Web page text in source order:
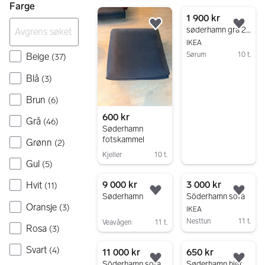
Farge
Beige (37)
Blå (3)
Brun (6)
Grå (46)
Grønn (2)
Gul (5)
Hvit (11)
Oransje (3)
Rosa (3)
Svart (4)
600 kr
Søderhamn
fotskammel
Kjeller 10 t.
Legg til som favoritt.
1 900 kr
søderhamn grå 2 seter sofa.
IKEA
Sørum
10 t.
9 000 kr
Søderhamn
Veavågen 11 t.
Legg til som favoritt.
3 000 kr
Söderhamn sofa
IKEA
Nesttun
11 t.
11 000 kr
650 kr